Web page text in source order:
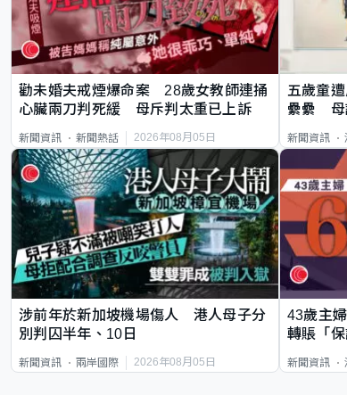
勸未婚夫戒煙爆命案 28歲女教師連捅
心臟兩刀判死緩 母斥判太重已上訴
新聞資訊 新聞熱話 2026年08月05日
五歲童
纍纍 母
新聞資訊
涉前年於新加坡機場傷人 港人母子分
別判囚半年、10日
新聞資訊 兩岸國際 2026年08月05日
43歲主
轉賬「
新聞資訊